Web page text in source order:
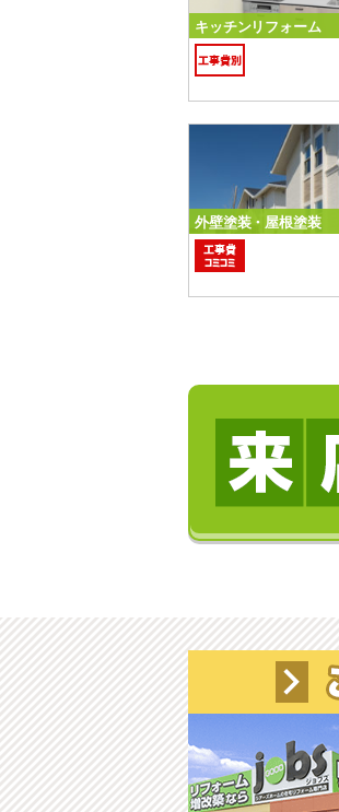
キッチンリフォーム
工事費別
外壁塗装・屋根塗装
工事費
コミコミ